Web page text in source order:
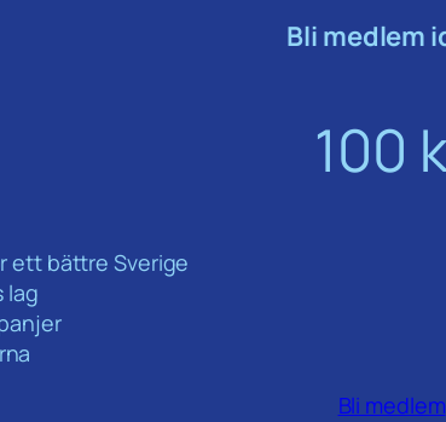
Bli medlem
100
ett bättre Sverige
lag
Bli medlem